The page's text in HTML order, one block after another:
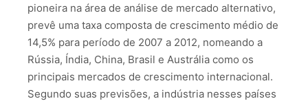
pioneira na área de análise de mercado alternativo,
prevê uma taxa composta de crescimento médio de
14,5% para período de 2007 a 2012, nomeando a
Rússia, Índia, China, Brasil e Austrália como os
principais mercados de crescimento internacional.
Segundo suas previsões, a indústria nesses países